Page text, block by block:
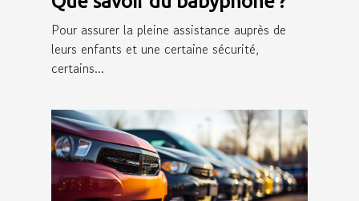
Pour assurer la pleine assistance auprès de
leurs enfants et une certaine sécurité,
certains...